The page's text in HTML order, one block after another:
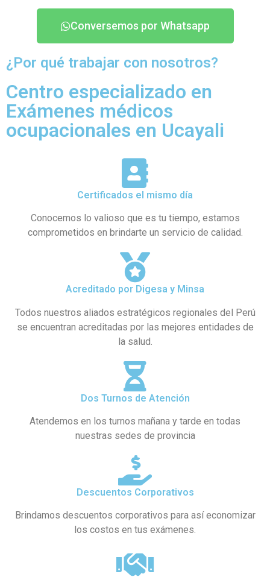
Conversemos por Whatsapp
¿Por qué trabajar con nosotros?
Centro especializado en
Exámenes médicos
ocupacionales en Ucayali
Certificados el mismo día
Conocemos lo valioso que es tu tiempo, estamos
comprometidos en brindarte un servicio de calidad.
Acreditado por Digesa y Minsa
Todos nuestros aliados estratégicos regionales del Perú
se encuentran acreditadas por las mejores entidades de
la salud.
Dos Turnos de Atención
Atendemos en los turnos mañana y tarde en todas
nuestras sedes de provincia
Descuentos Corporativos
Brindamos descuentos corporativos para así economizar
los costos en tus exámenes.